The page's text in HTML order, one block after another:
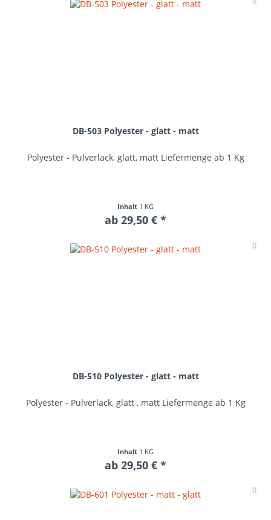
DB-503 Polyester - glatt - matt
Polyester - Pulverlack, glatt, matt Liefermenge ab 1 Kg
Inhalt 1 KG
ab 29,50 € *
DB-510 Polyester - glatt - matt
Polyester - Pulverlack, glatt , matt Liefermenge ab 1 Kg
Inhalt 1 KG
ab 29,50 € *